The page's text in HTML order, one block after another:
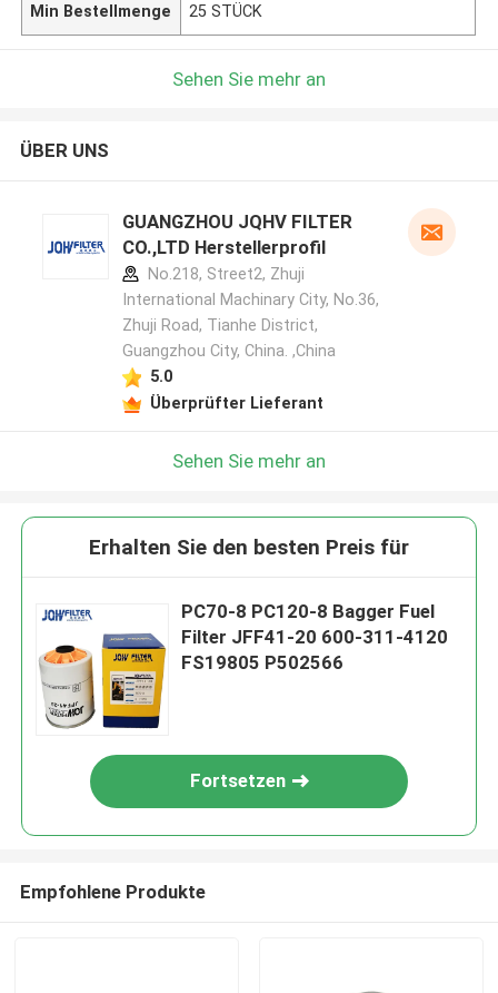
Min Bestellmenge 25 STÜCK
Sehen Sie mehr an
ÜBER UNS
GUANGZHOU JQHV FILTER
CO.,LTD Herstellerprofil
No.218, Street2, Zhuji
International Machinary City, No.36,
Zhuji Road, Tianhe District,
Guangzhou City, China. ,China
5.0
Überprüfter Lieferant
Sehen Sie mehr an
Erhalten Sie den besten Preis für
PC70-8 PC120-8 Bagger Fuel
Filter JFF41-20 600-311-4120
FS19805 P502566
Fortsetzen
Empfohlene Produkte